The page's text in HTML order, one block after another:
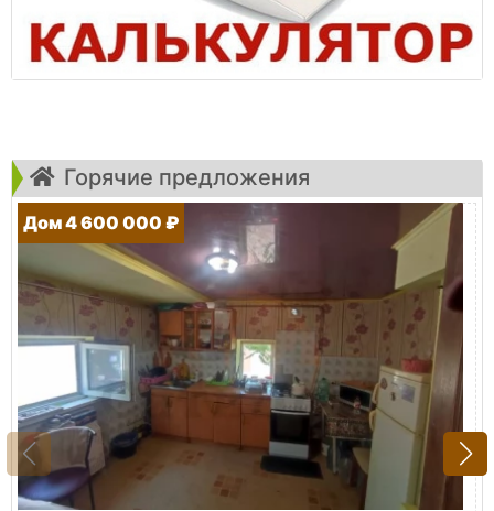
Горячие предложения
Дом 4 600 000 ₽